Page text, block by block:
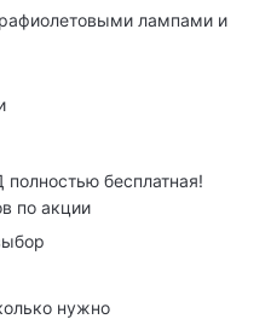
лампами и
бесплатная!
по акции
нужно